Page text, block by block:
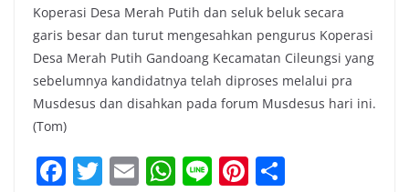
Koperasi Desa Merah Putih dan seluk beluk secara
garis besar dan turut mengesahkan pengurus Koperasi
Desa Merah Putih Gandoang Kecamatan Cileungsi yang
sebelumnya kandidatnya telah diproses melalui pra
Musdesus dan disahkan pada forum Musdesus hari ini.
(Tom)
F T E W Li Pi